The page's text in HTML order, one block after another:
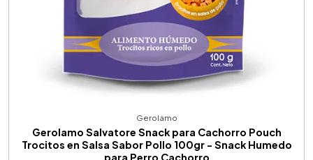
Gerolamo
Gerolamo Salvatore Snack para Cachorro Pouch
Trocitos en Salsa Sabor Pollo 100gr - Snack Humedo
para Perro Cachorro